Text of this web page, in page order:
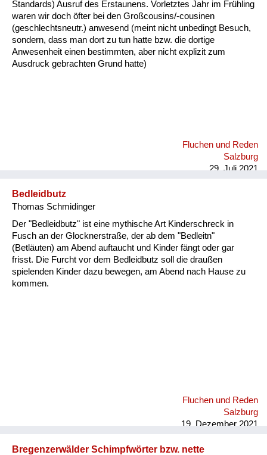
Standards) Ausruf des Erstaunens. Vorletztes Jahr im Frühling
waren wir doch öfter bei den Großcousins/-cousinen
(geschlechtsneutr.) anwesend (meint nicht unbedingt Besuch,
sondern, dass man dort zu tun hatte bzw. die dortige
Anwesenheit einen bestimmten, aber nicht explizit zum
Ausdruck gebrachten Grund hatte)
Fluchen und Reden
Salzburg
29. Juli 2021
Bedleidbutz
Thomas Schmidinger
Der "Bedleidbutz" ist eine mythische Art Kinderschreck in
Fusch an der Glocknerstraße, der ab dem "Bedleitn"
(Betläuten) am Abend auftaucht und Kinder fängt oder gar
frisst. Die Furcht vor dem Bedleidbutz soll die draußen
spielenden Kinder dazu bewegen, am Abend nach Hause zu
kommen.
Fluchen und Reden
Salzburg
19. Dezember 2021
Bregenzerwälder Schimpfwörter bzw. nette